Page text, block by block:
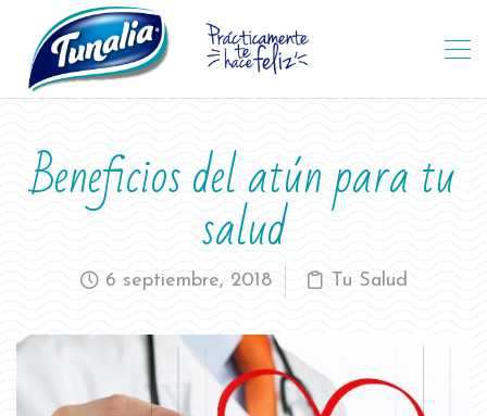
Beneficios del atún para tu
salud
6 septiembre, 2018 Tu Salud